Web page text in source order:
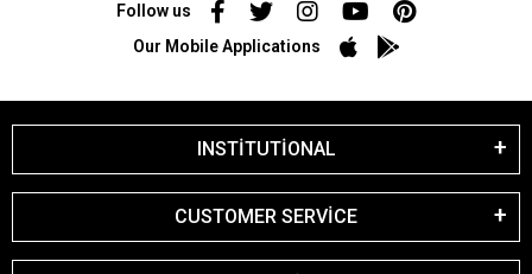
Follow us
Our Mobile Applications
INSTİTUTİONAL
CUSTOMER SERVİCE